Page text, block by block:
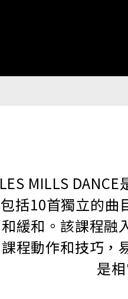
LES MILLS
包括10首獨立的曲
和緩和。該課程融
課程動作和技巧，
是